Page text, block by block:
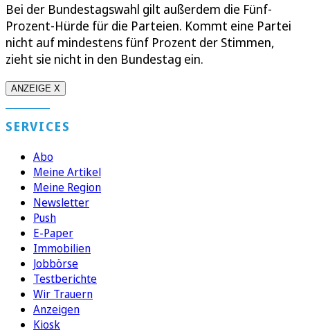
Bei der Bundestagswahl gilt außerdem die Fünf-
Prozent-Hürde für die Parteien. Kommt eine Partei
nicht auf mindestens fünf Prozent der Stimmen,
zieht sie nicht in den Bundestag ein.
ANZEIGE X
SERVICES
Abo
Meine Artikel
Meine Region
Newsletter
Push
E-Paper
Immobilien
Jobbörse
Testberichte
Wir Trauern
Anzeigen
Kiosk